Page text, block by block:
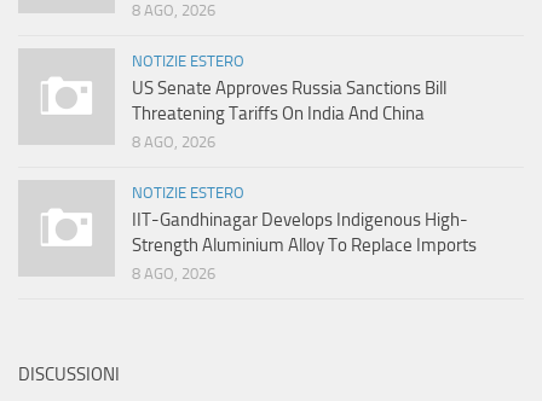
8 AGO, 2026
NOTIZIE ESTERO
US Senate Approves Russia Sanctions Bill
Threatening Tariffs On India And China
8 AGO, 2026
NOTIZIE ESTERO
IIT-Gandhinagar Develops Indigenous High-
Strength Aluminium Alloy To Replace Imports
8 AGO, 2026
DISCUSSIONI